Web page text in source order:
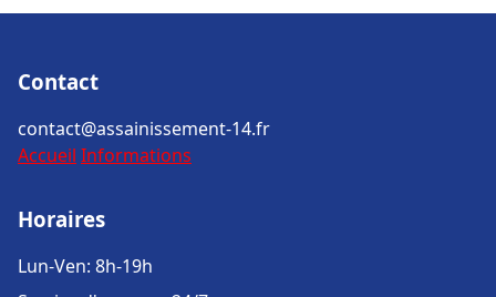
Contact
contact@assainissement-14.fr
Accueil Informations
Horaires
Lun-Ven: 8h-19h